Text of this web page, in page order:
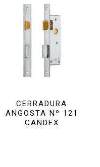
CERRADURA
ANGOSTA Nº 121
CANDEX